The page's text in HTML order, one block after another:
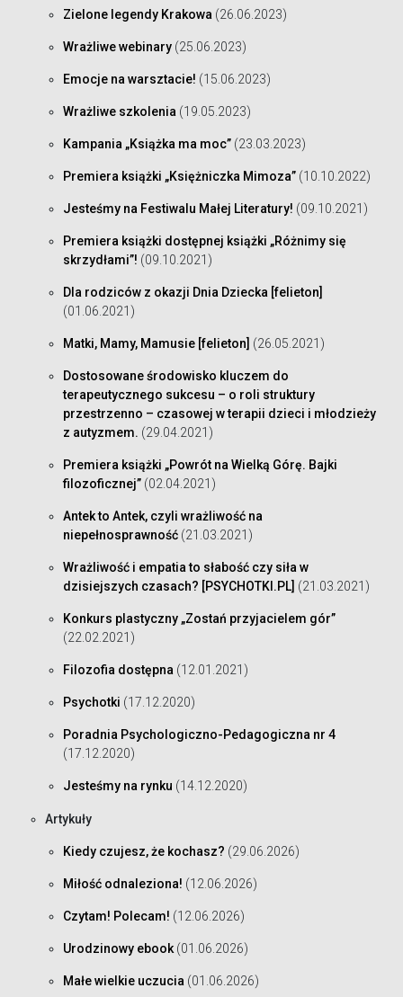
Zielone legendy Krakowa (26.06.2023)
Wrażliwe webinary (25.06.2023)
Emocje na warsztacie! (15.06.2023)
Wrażliwe szkolenia (19.05.2023)
Kampania „Książka ma moc” (23.03.2023)
Premiera książki „Księżniczka Mimoza” (10.10.2022)
Jesteśmy na Festiwalu Małej Literatury! (09.10.2021)
Premiera książki dostępnej książki „Różnimy się
skrzydłami”! (09.10.2021)
Dla rodziców z okazji Dnia Dziecka [felieton]
(01.06.2021)
Matki, Mamy, Mamusie [felieton] (26.05.2021)
Dostosowane środowisko kluczem do
terapeutycznego sukcesu – o roli struktury
przestrzenno – czasowej w terapii dzieci i młodzieży
z autyzmem. (29.04.2021)
Premiera książki „Powrót na Wielką Górę. Bajki
filozoficznej” (02.04.2021)
Antek to Antek, czyli wrażliwość na
niepełnosprawność (21.03.2021)
Wrażliwość i empatia to słabość czy siła w
dzisiejszych czasach? [PSYCHOTKI.PL] (21.03.2021)
Konkurs plastyczny „Zostań przyjacielem gór”
(22.02.2021)
Filozofia dostępna (12.01.2021)
Psychotki (17.12.2020)
Poradnia Psychologiczno-Pedagogiczna nr 4
(17.12.2020)
Jesteśmy na rynku (14.12.2020)
Artykuły
Kiedy czujesz, że kochasz? (29.06.2026)
Miłość odnaleziona! (12.06.2026)
Czytam! Polecam! (12.06.2026)
Urodzinowy ebook (01.06.2026)
Małe wielkie uczucia (01.06.2026)